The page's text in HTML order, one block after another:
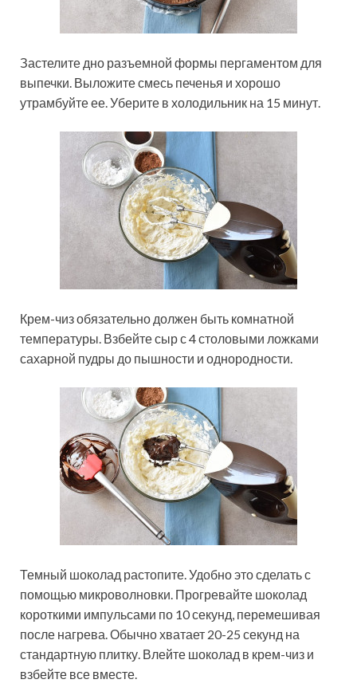
Застелите дно разъемной формы пергаментом для
выпечки. Выложите смесь печенья и хорошо
утрамбуйте ее. Уберите в холодильник на 15 минут.
Крем-чиз обязательно должен быть комнатной
температуры. Взбейте сыр с 4 столовыми ложками
сахарной пудры до пышности и однородности.
Темный шоколад растопите. Удобно это сделать с
помощью микроволновки. Прогревайте шоколад
короткими импульсами по 10 секунд, перемешивая
после нагрева. Обычно хватает 20-25 секунд на
стандартную плитку. Влейте шоколад в крем-чиз и
взбейте все вместе.